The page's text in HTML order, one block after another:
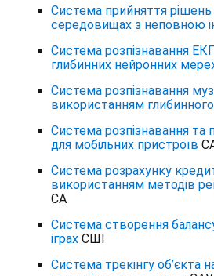
Система прийняття рішень
середовищах з неповною
Система розпізнавання
глибинних нейронних
Система розпізнавання
використанням
Система розпізнавання та
для мобільних пристроїв
Система розрахунку
використанням методів
СА
Система створення
іграх СШІ
Система трекінгу об’єкта